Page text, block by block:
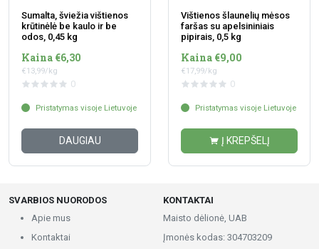
Sumalta, šviežia vištienos
krūtinėlė be kaulo ir be
odos, 0,45 kg
Kaina €6,30
€13,99/kg
0
Pristatymas visoje Lietuvoje
DAUGIAU
Vištienos šlaunelių mėsos
faršas su apelsininiais
pipirais, 0,5 kg
Kaina €9,00
€17,99/kg
0
Pristatymas visoje Lietuvoje
Į KREPŠELĮ
SVARBIOS NUORODOS
Apie mus
Kontaktai
KONTAKTAI
Maisto dėlionė, UAB
Įmonės kodas: 304703209